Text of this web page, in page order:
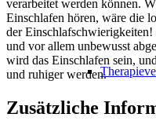
verarbeitet werden können.
Einschlafen hören, wäre die
der Einschlafschwierigkeiten!
und vor allem unbewusst
wird das Einschlafen sein,
und ruhiger werden.
Zusätzliche